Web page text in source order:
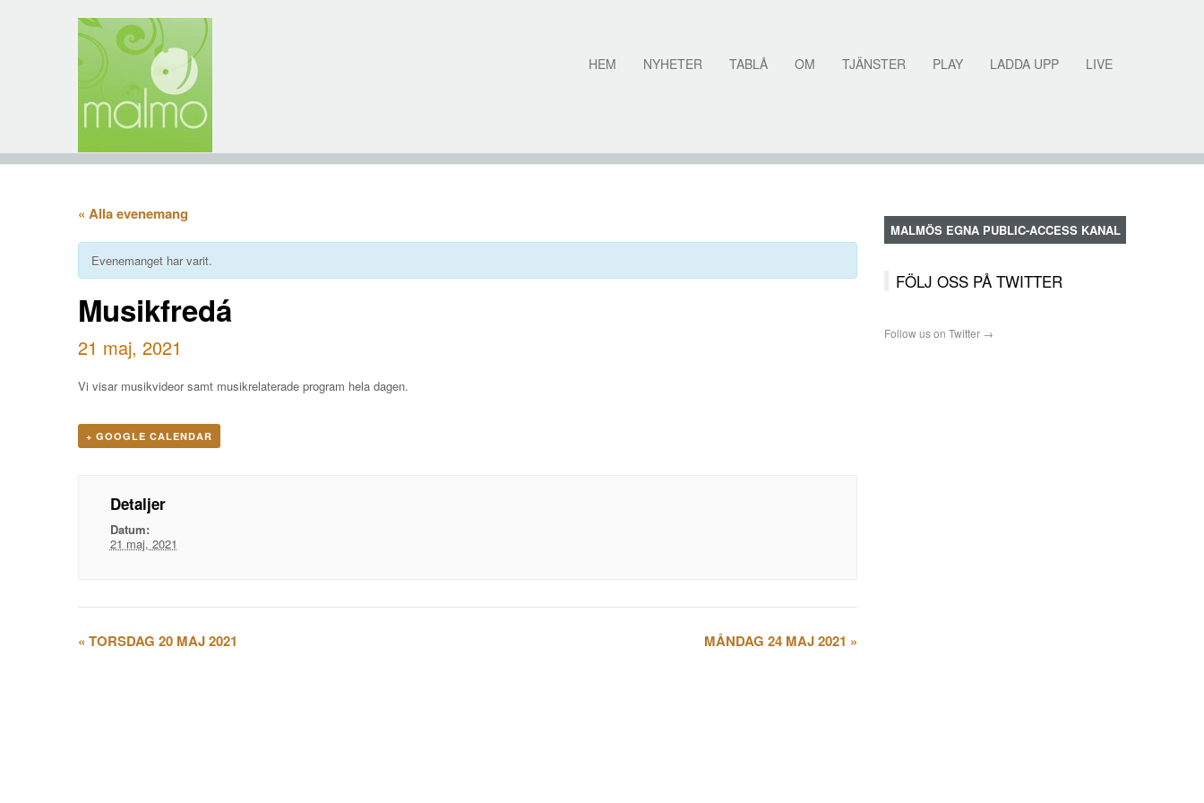
HEM NYHETER TABLÅ OM TJÄNSTER PLAY LADDA UPP LIVE
« Alla evenemang
Evenemanget har varit.
Musikfredá
21 maj, 2021
Vi visar musikvideor samt musikrelaterade program hela dagen.
+ GOOGLE CALENDAR
Detaljer
Datum:
21 maj, 2021
Evenemangsnavigation
« TORSDAG 20 MAJ 2021 MÅNDAG 24 MAJ 2021 »
MALMÖS EGNA PUBLIC-ACCESS KANAL
FÖLJ OSS PÅ TWITTER
Follow us on Twitter →